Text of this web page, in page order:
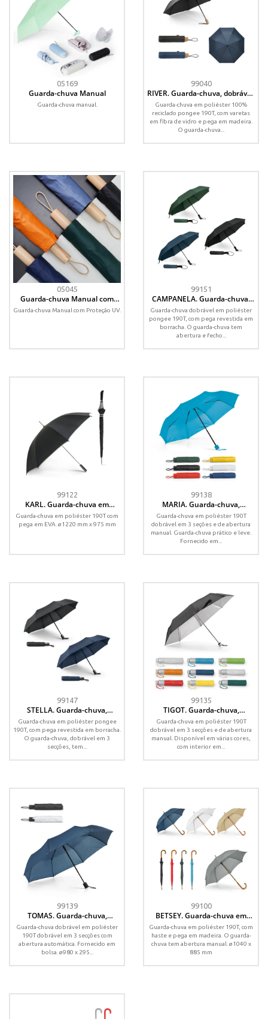
05169
Guarda-chuva Manual
Guarda-chuva manual.
99040
RIVER. Guarda-chuva, dobrável,
em poliéster 100% reciclado
pongee 190T com abertura e
fecho automático
Guarda-chuva em poliéster 100%
reciclado pongee 190T, com varetas
em fibra de vidro e pega em madeira.
O guarda-chuva...
05045
Guarda-chuva Manual com
Proteção UV
Guarda-chuva Manual com Proteção UV.
99151
CAMPANELA. Guarda-chuva,
dobrável, em 190T pongee com
abertura e fecho automático
Guarda-chuva dobrável em poliéster
pongee 190T, com pega revestida em
borracha. O guarda-chuva tem
abertura e fecho...
99122
KARL. Guarda-chuva em
poliéster 190T
Guarda-chuva em poliéster 190T com
pega em EVA. ø1220 mm x 975 mm
99138
MARIA. Guarda-chuva,
dobrável, em poliéster 190T
Guarda-chuva em poliéster 190T
dobrável em 3 seções e de abertura
manual. Guarda-chuva prático e leve.
Fornecido em...
99147
STELLA. Guarda-chuva,
dobrável, em pongee 190T com
abertura e fecho automático
Guarda-chuva em poliéster pongee
190T, com pega revestida em borracha.
O guarda-chuva, dobrável em 3
secções, tem...
99135
TIGOT. Guarda-chuva,
dobrável, em poliéster 190T
Guarda-chuva em poliéster 190T
dobrável em 3 secções e de abertura
manual. Disponível em várias cores,
com interior em...
99139
TOMAS. Guarda-chuva,
dobrável, em poliéster 190T
com abertura automática
Guarda-chuva dobrável em poliéster
190T dobrável em 3 secções com
abertura automática. Fornecido em
bolsa. ø980 x 295...
99100
BETSEY. Guarda-chuva em
poliéster 190T
Guarda-chuva em poliéster 190T, com
haste e pega em madeira. O guarda-
chuva tem abertura manual. ø1040 x
885 mm